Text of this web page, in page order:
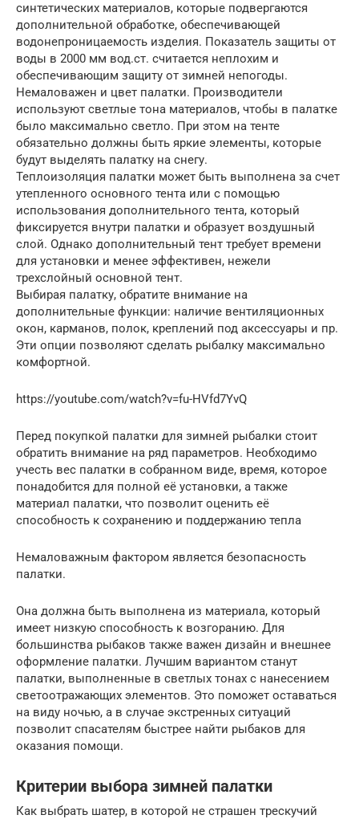
синтетических материалов, которые подвергаются
дополнительной обработке, обеспечивающей
водонепроницаемость изделия. Показатель защиты от
воды в 2000 мм вод.ст. считается неплохим и
обеспечивающим защиту от зимней непогоды.
Немаловажен и цвет палатки. Производители
используют светлые тона материалов, чтобы в палатке
было максимально светло. При этом на тенте
обязательно должны быть яркие элементы, которые
будут выделять палатку на снегу.
Теплоизоляция палатки может быть выполнена за счет
утепленного основного тента или с помощью
использования дополнительного тента, который
фиксируется внутри палатки и образует воздушный
слой. Однако дополнительный тент требует времени
для установки и менее эффективен, нежели
трехслойный основной тент.
Выбирая палатку, обратите внимание на
дополнительные функции: наличие вентиляционных
окон, карманов, полок, креплений под аксессуары и пр.
Эти опции позволяют сделать рыбалку максимально
комфортной.
https://youtube.com/watch?v=fu-HVfd7YvQ
Перед покупкой палатки для зимней рыбалки стоит
обратить внимание на ряд параметров. Необходимо
учесть вес палатки в собранном виде, время, которое
понадобится для полной её установки, а также
материал палатки, что позволит оценить её
способность к сохранению и поддержанию тепла
Немаловажным фактором является безопасность
палатки.
Она должна быть выполнена из материала, который
имеет низкую способность к возгоранию. Для
большинства рыбаков также важен дизайн и внешнее
оформление палатки. Лучшим вариантом станут
палатки, выполненные в светлых тонах с нанесением
светоотражающих элементов. Это поможет оставаться
на виду ночью, а в случае экстренных ситуаций
позволит спасателям быстрее найти рыбаков для
оказания помощи.
Критерии выбора зимней палатки
Как выбрать шатер, в которой не страшен трескучий